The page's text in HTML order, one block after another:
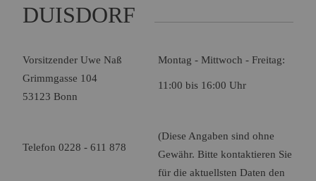
DUISDORF
Vorsitzender Uwe Naß
Grimmgasse 104
53123 Bonn
Telefon 0228 - 611 878
Montag - Mittwoch - Freitag:
11:00 bis 16:00 Uhr
(Diese Angaben sind ohne
Gewähr. Bitte kontaktieren Sie
für die aktuellsten Daten den
Zweck:
Speichert die aktuelle Session des Besuchers
Cookies:
PHPSESSID
Name:
Resolution
Zweck:
Speichert die Auflösung des Browserfensters
Cookies:
Marketing (0)